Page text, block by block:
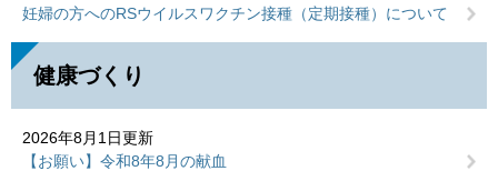
妊婦の方へのRSウイルスワクチン接種（定期接種）について
健康づくり
2026年8月1日更新
【お願い】令和8年8月の献血